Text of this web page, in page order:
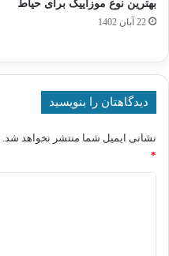
بهترین نوع موزاییک برای حیاط
22 آبان 1402
دیدگاهتان را بنویسید
نشانی ایمیل شما منتشر نخواهد شد.
*